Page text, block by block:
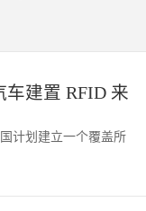
建置 RFID 来
计划建立一个覆盖所